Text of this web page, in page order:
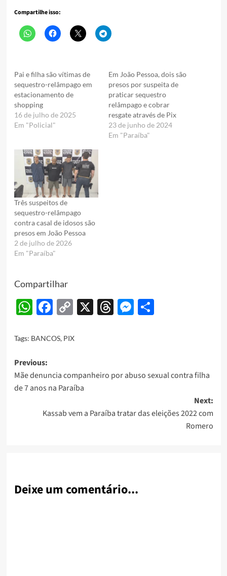
Compartilhe isso:
Pai e filha são vítimas de
sequestro-relâmpago em
estacionamento de
shopping
16 de julho de 2025
Em "Policial"
Em João Pessoa, dois são
presos por suspeita de
praticar sequestro
relâmpago e cobrar
resgate através de Pix
23 de junho de 2024
Em "Paraíba"
Três suspeitos de
sequestro-relâmpago
contra casal de idosos são
presos em João Pessoa
2 de julho de 2026
Em "Paraíba"
Compartilhar
WhatsApp
Facebook
Copy
X Threads
Messenger
Share
Tags: BANCOS, PIX
Post
navigation
Previous:
Mãe denuncia companheiro por abuso sexual contra filha
de 7 anos na Paraíba
Next:
Kassab vem a Paraíba tratar das eleições 2022 com
Romero
Deixe um comentário...